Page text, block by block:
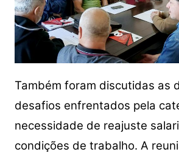
Também foram discutidas as
desafios enfrentados pela
necessidade de reajuste
condições de trabalho. A